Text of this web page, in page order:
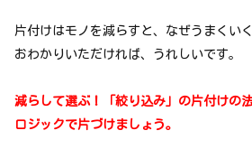
片付けはモノを減らすと、なぜうまくいく
おわかりいただければ、うれしいです。
減らして選ぶ！「絞り込み」の片付けの
ロジックで片づけましょう。